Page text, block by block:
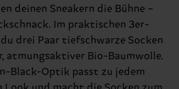
deinen Sneakern die Bühne –
Im praktischen 3er-
drei Paar tiefschwarze Socken
atmungsaktiver Bio-Baumwolle.
Black-Optik passt zu jedem